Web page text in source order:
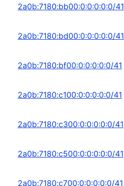
2a0b:7180:bb00:0:0:0:0:0/41
2a0b:7180:bd00:0:0:0:0:0/41
2a0b:7180:bf00:0:0:0:0:0/41
2a0b:7180:c100:0:0:0:0:0/41
2a0b:7180:c300:0:0:0:0:0/41
2a0b:7180:c500:0:0:0:0:0/41
2a0b:7180:c700:0:0:0:0:0/41